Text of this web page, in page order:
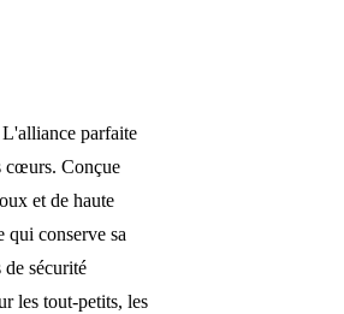
parfaite
cœurs. Conçue
et de haute
qui conserve sa
sécurité
les tout-petits, les